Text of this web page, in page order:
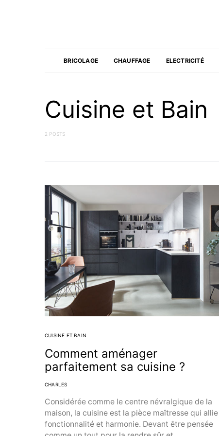
BRICOLAGE CHAUFFAGE ELECTRICITÉ
Cuisine et Bain
2 POSTS
CUISINE ET BAIN
Comment aménager
parfaitement sa cuisine ?
CHARLES
Considérée comme le centre névralgique de la
maison, la cuisine est la pièce maîtresse qui allie
fonctionnalité et harmonie. Devant être pensée